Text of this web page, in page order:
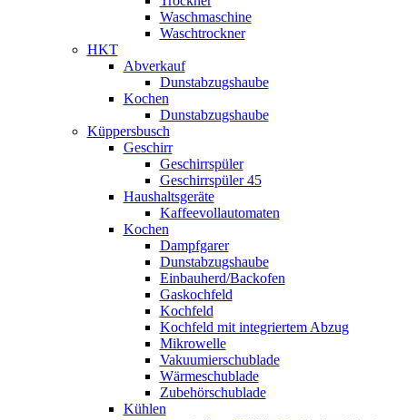
Waschmaschine
Waschtrockner
HKT
Abverkauf
Dunstabzugshaube
Kochen
Dunstabzugshaube
Küppersbusch
Geschirr
Geschirrspüler
Geschirrspüler 45
Haushaltsgeräte
Kaffeevollautomaten
Kochen
Dampfgarer
Dunstabzugshaube
Einbauherd/Backofen
Gaskochfeld
Kochfeld
Kochfeld mit integriertem Abzug
Mikrowelle
Vakuumierschublade
Wärmeschublade
Zubehörschublade
Kühlen